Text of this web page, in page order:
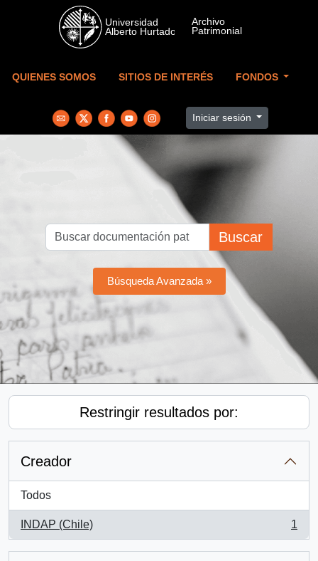
Skip to main content
QUIENES SOMOS SITIOS DE INTERÉS FONDOS
Iniciar sesión
Buscar
Búsqueda Avanzada »
Restringir resultados por:
Creador
Todos
INDAP (Chile)
, 1 resultados
1